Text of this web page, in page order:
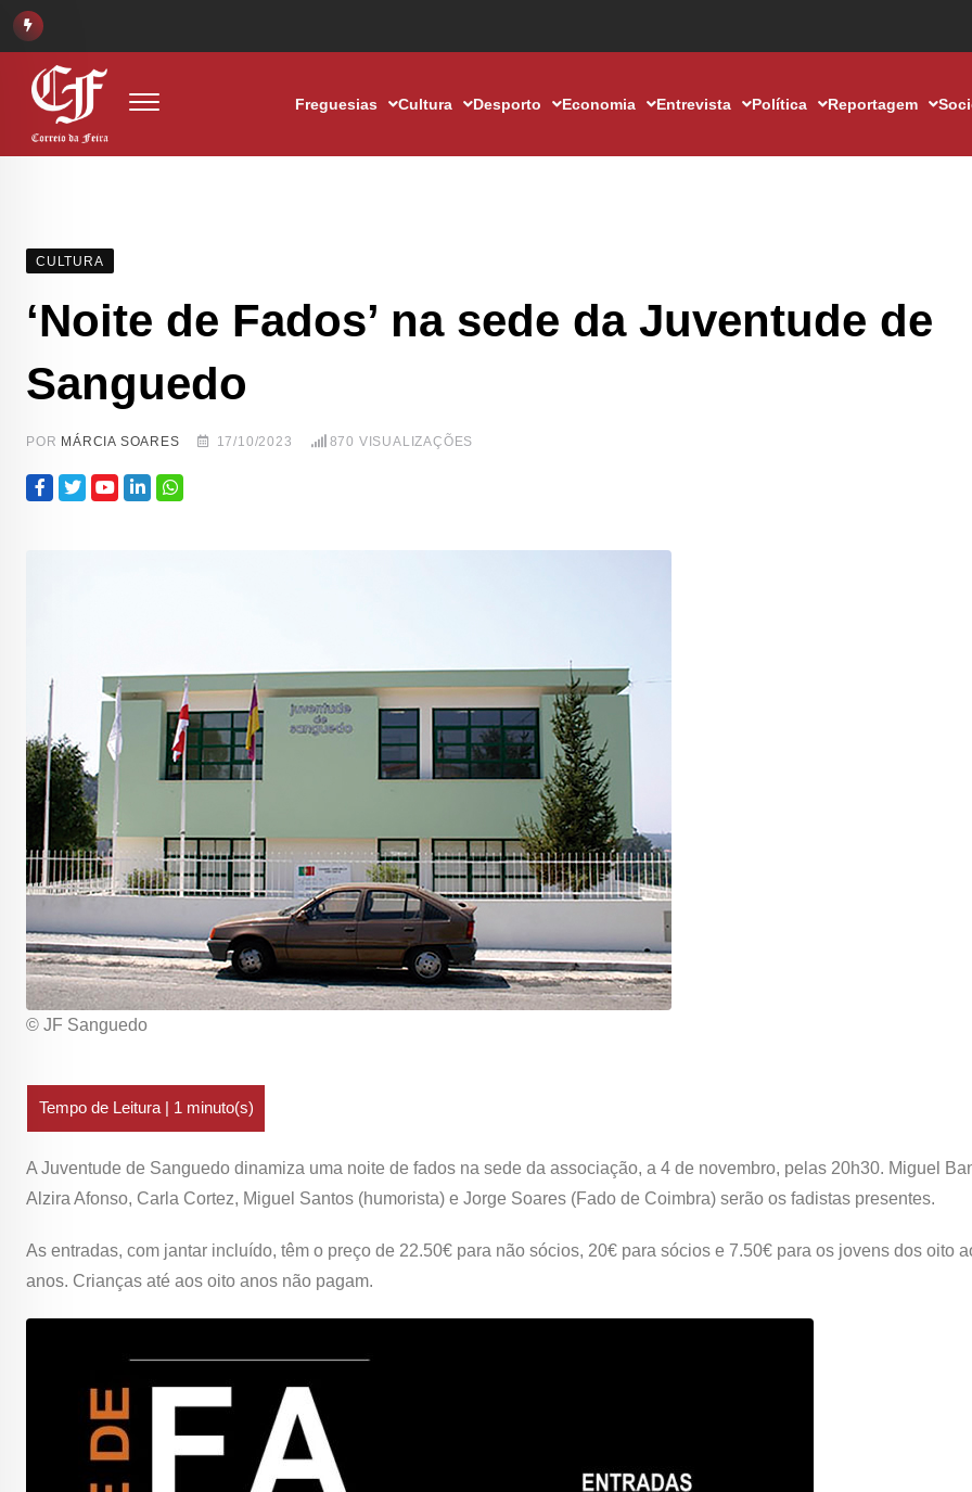
Freguesias Cultura Desporto Economia Entrevista Política Reportagem
CULTURA
‘Noite de Fados’ na sede da Juventude de
Sanguedo
POR MÁRCIA SOARES 17/10/2023 870 VISUALIZAÇÕES
© JF Sanguedo
A Juventude de Sanguedo dinamiza uma noite de fados na sede da associação, a 4 de novembro, pelas 20h30. Miguel
Alzira Afonso, Carla Cortez, Miguel Santos (humorista) e Jorge Soares (Fado de Coimbra) serão os fadistas presentes.
As entradas, com jantar incluído, têm o preço de 22.50€ para não sócios, 20€ para sócios e 7.50€ para os jovens dos oito
anos. Crianças até aos oito anos não pagam.